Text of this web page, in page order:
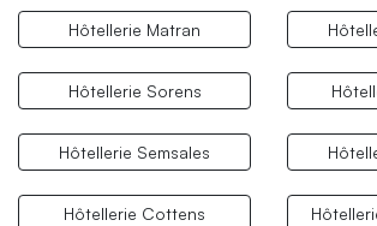
Hôtellerie Matran
Hôtellerie Sorens
Hôtellerie Semsales
Hôtellerie Cottens